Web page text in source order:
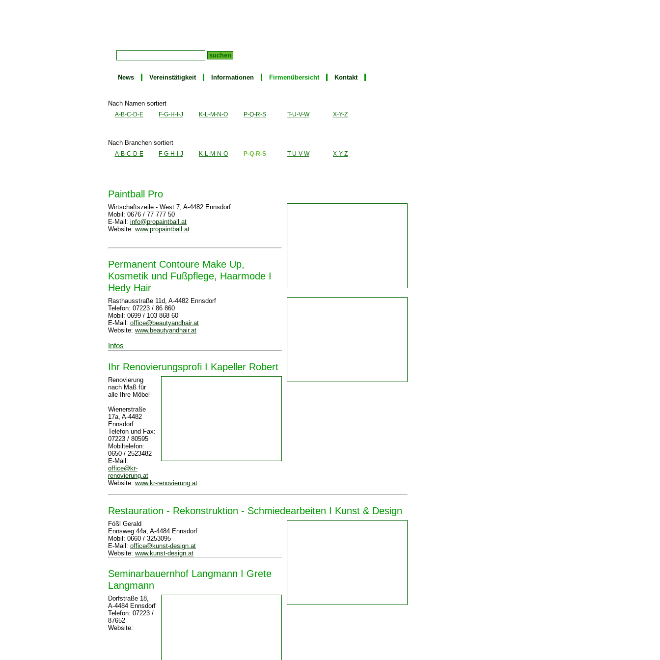
News Vereinstätigkeit Informationen Firmenübersicht Kontakt
Nach Namen sortiert
A-B-C-D-E F-G-H-I-J K-L-M-N-O P-Q-R-S T-U-V-W X-Y-Z
Nach Branchen sortiert
A-B-C-D-E F-G-H-I-J K-L-M-N-O P-Q-R-S T-U-V-W X-Y-Z
Paintball Pro
Wirtschaftszeile - West 7, A-4482 Ennsdorf
Mobil: 0676 / 77 777 50
E-Mail: info@propaintball.at
Website: www.propaintball.at
Permanent Contoure Make Up,
Kosmetik und Fußpflege, Haarmode I
Hedy Hair
Rasthausstraße 11d, A-4482 Ennsdorf
Telefon: 07223 / 86 860
Mobil: 0699 / 103 868 60
E-Mail: office@beautyandhair.at
Website: www.beautyandhair.at
Infos
Ihr Renovierungsprofi I Kapeller Robert
Renovierung
nach Maß für
alle Ihre Möbel
Wienerstraße
17a, A-4482
Ennsdorf
Telefon und Fax:
07223 / 80595
Mobiltelefon:
0650 / 2523482
E-Mail:
office@kr-
renovierung.at
Website: www.kr-renovierung.at
Restauration - Rekonstruktion - Schmiedearbeiten I Kunst & Design
Fößl Gerald
Ennsweg 44a, A-4484 Ennsdorf
Mobil: 0660 / 3253095
E-Mail: office@kunst-design.at
Website: www.kunst-design.at
Seminarbauernhof Langmann I Grete
Langmann
Dorfstraße 18,
A-4484 Ennsdorf
Telefon: 07223 /
87652
Website: